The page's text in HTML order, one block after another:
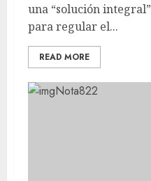
una “solución integral”
para regular el...
READ MORE